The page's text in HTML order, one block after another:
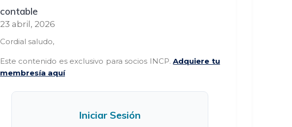
contable
23 abril, 2026
Cordial saludo,
Este contenido es exclusivo para socios INCP.Adquiere tu
membresía aquí
Iniciar Sesión